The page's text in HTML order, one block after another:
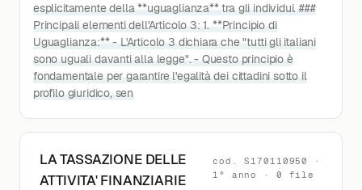
esplicitamente della **uguaglianza** tra gli individui. ###
Principali elementi dell'Articolo 3: 1. **Principio di
Uguaglianza:** - L'Articolo 3 dichiara che "tutti gli italiani
sono uguali davanti alla legge". - Questo principio è
fondamentale per garantire l'egalità dei cittadini sotto il
profilo giuridico, sen
LA TASSAZIONE DELLE
ATTIVITA' FINANZIARIE
cod. S170110950 ·
1° anno · 0 file